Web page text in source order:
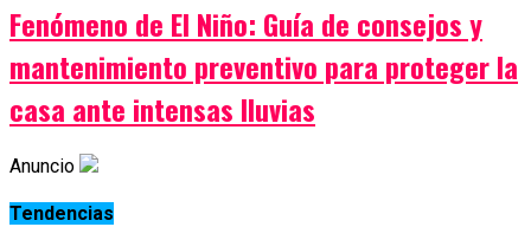
Fenómeno de El Niño: Guía de consejos y
mantenimiento preventivo para proteger la
casa ante intensas lluvias
Anuncio
Tendencias